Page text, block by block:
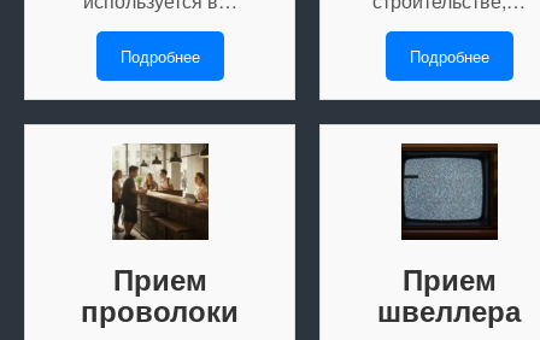
Подробнее Подробнее
Прием
проволоки
Прием
швеллера